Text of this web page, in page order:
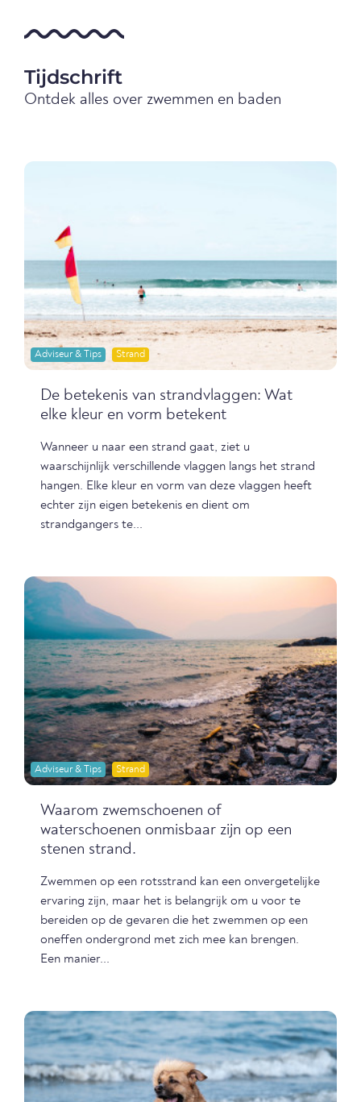
Tijdschrift
Ontdek alles over zwemmen en baden
Adviseur & Tips Strand
De betekenis van strandvlaggen: Wat
elke kleur en vorm betekent
Wanneer u naar een strand gaat, ziet u
waarschijnlijk verschillende vlaggen langs het strand
hangen. Elke kleur en vorm van deze vlaggen heeft
echter zijn eigen betekenis en dient om
strandgangers te...
Adviseur & Tips Strand
Waarom zwemschoenen of
waterschoenen onmisbaar zijn op een
stenen strand.
Zwemmen op een rotsstrand kan een onvergetelijke
ervaring zijn, maar het is belangrijk om u voor te
bereiden op de gevaren die het zwemmen op een
oneffen ondergrond met zich mee kan brengen.
Een manier...